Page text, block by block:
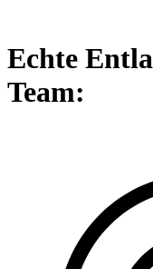
Echte
Team: